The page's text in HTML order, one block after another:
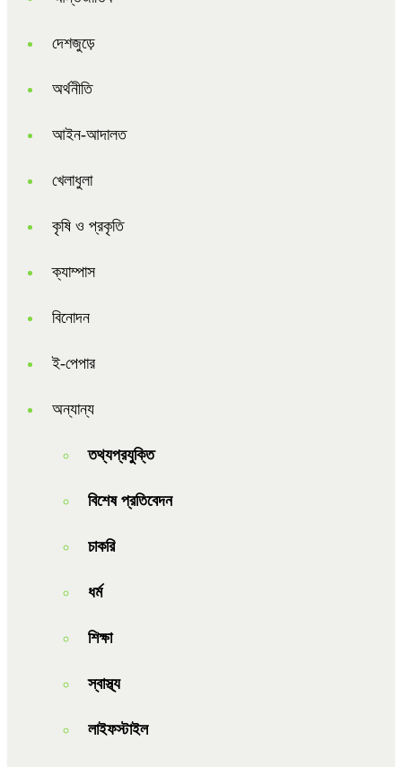
দেশজুড়ে
অর্থনীতি
আইন-আদালত
খেলাধুলা
কৃষি ও প্রকৃতি
ক্যাম্পাস
বিনোদন
ই-পেপার
অন্যান্য
তথ্যপ্রযুক্তি
বিশেষ প্রতিবেদন
চাকরি
ধর্ম
শিক্ষা
স্বাস্থ্য
লাইফস্টাইল